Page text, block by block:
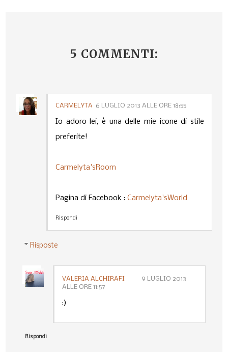
5 COMMENTI:
CARMELYTA 6 LUGLIO 2013 ALLE ORE 18:55
Io adoro lei, è una delle mie icone di stile
preferite!
Carmelyta'sRoom
Pagina di Facebook :Carmelyta'sWorld
Rispondi
Risposte
VALERIA ALCHIRAFI
9 LUGLIO 2013
ALLE ORE 11:57
:)
Rispondi